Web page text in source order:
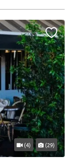
(4) (29)